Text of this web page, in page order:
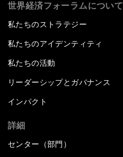
世界経済フォーラムについて
私たちのストラテジー
私たちのアイデンティティ
私たちの活動
リーダーシップとガバナンス
インパクト
詳細
センター（部門）